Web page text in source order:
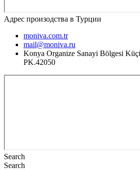
Адрес произодства в Турции
moniva.com.tr
mail@moniva.ru
Konya Organize Sanayi Bölgesi
PK.42050
Search
Search